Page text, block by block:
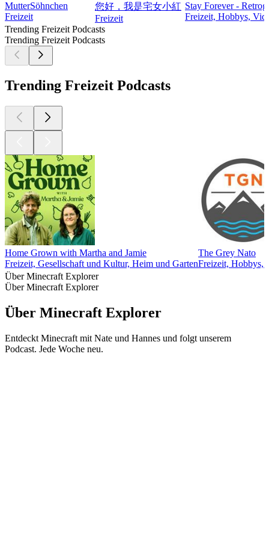
MutterSöhnchen
Freizeit
您好，我是宅女小紅
Freizeit
Stay Forever -
Freizeit, Hobbys,
Trending Freizeit Podcasts
Trending Freizeit Podcasts
Trending Freizeit Podcasts
Home Grown with Martha and Jamie
Freizeit, Gesellschaft und Kultur, Heim und Garten
The Grey Nato
Freizeit, Hobbys,
Über Minecraft Explorer
Über Minecraft Explorer
Über Minecraft Explorer
Entdeckt Minecraft mit Nate und Hannes und folgt unserem
Podcast. Jede Woche neu.